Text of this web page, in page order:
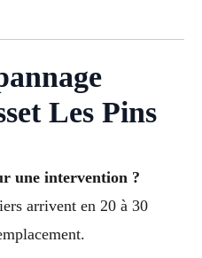
Les Pins
une intervention ?
arrivent en 20 à 30